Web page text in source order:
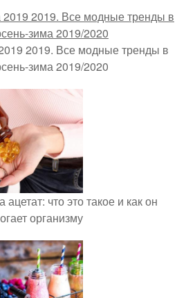
2019. Все модные тренды в
зима 2019/2020
что это такое и как он
организму